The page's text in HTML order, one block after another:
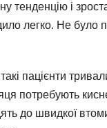
тенденцію і
легко. Не було
пацієнти
потребують
до швидкої